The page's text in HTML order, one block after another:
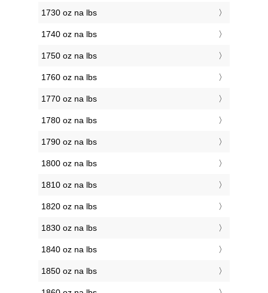
1730 oz na lbs
1740 oz na lbs
1750 oz na lbs
1760 oz na lbs
1770 oz na lbs
1780 oz na lbs
1790 oz na lbs
1800 oz na lbs
1810 oz na lbs
1820 oz na lbs
1830 oz na lbs
1840 oz na lbs
1850 oz na lbs